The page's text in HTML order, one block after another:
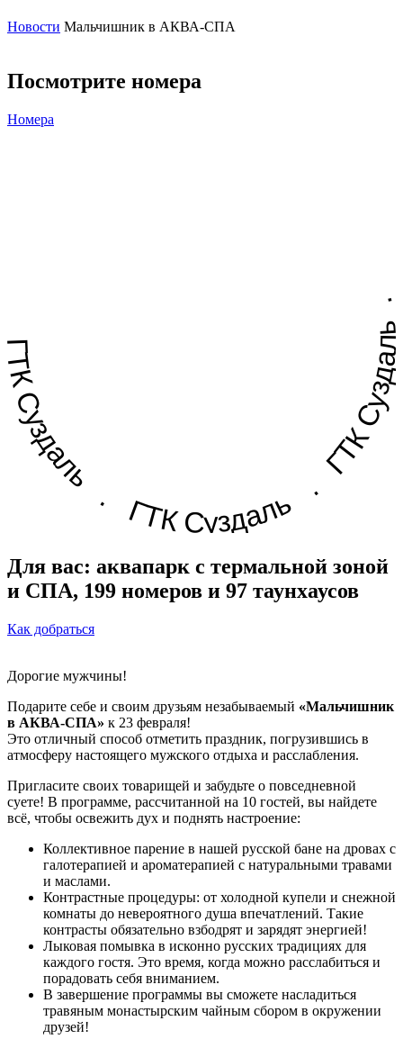
Новости Мальчишник в АКВА-СПА
Посмотрите номера
Номера
ГТК Суздаль . ГТК Суздаль . ГТК Суздаль .
Для вас: аквапарк с термальной зоной
и СПА, 199 номеров и 97 таунхаусов
Как добраться
Дорогие мужчины!
Подарите себе и своим друзьям незабываемый «Мальчишник
в АКВА-СПА» к 23 февраля!
Это отличный способ отметить праздник, погрузившись в
атмосферу настоящего мужского отдыха и расслабления.
Пригласите своих товарищей и забудьте о повседневной
суете! В программе, рассчитанной на 10 гостей, вы найдете
всё, чтобы освежить дух и поднять настроение:
Коллективное парение в нашей русской бане на дровах с
галотерапией и ароматерапией с натуральными травами
и маслами.
Контрастные процедуры: от холодной купели и снежной
комнаты до невероятного душа впечатлений. Такие
контрасты обязательно взбодрят и зарядят энергией!
Лыковая помывка в исконно русских традициях для
каждого гостя. Это время, когда можно расслабиться и
порадовать себя вниманием.
В завершение программы вы сможете насладиться
травяным монастырским чайным сбором в окружении
друзей!